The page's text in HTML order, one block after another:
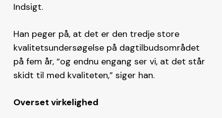
Indsigt.
Han peger på, at det er den tredje store
kvalitetsundersøgelse på dagtilbudsområdet
på fem år, “og endnu engang ser vi, at det står
skidt til med kvaliteten,” siger han.
Overset virkelighed